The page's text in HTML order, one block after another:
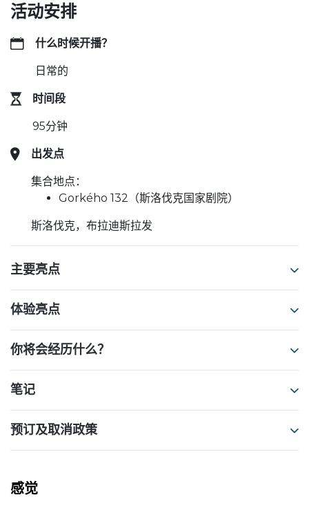
活动安排
什么时候开播？
日常的
时间段
95分钟
出发点
集合地点：
Gorkého 132（斯洛伐克国家剧院）
斯洛伐克，布拉迪斯拉发
主要亮点
体验亮点
你将会经历什么？
笔记
预订及取消政策
感觉